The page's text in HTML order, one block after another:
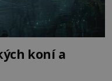
koní a